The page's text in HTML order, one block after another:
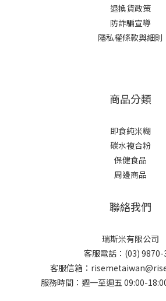
退換貨政策
防詐騙宣導
隱私權條款與細則
商品分類
即食純米糊
碳水複合粉
保健食品
周邊商品
聯絡我們
瑞斯米有限公司
客服電話：(03) 9870-
客服信箱：
服務時間：週一至週五 09:00-